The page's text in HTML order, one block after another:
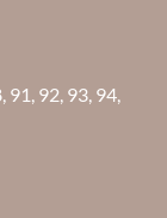
91, 92, 93, 94,